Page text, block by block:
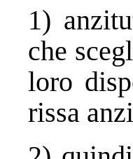
1)
che
loro
rissa